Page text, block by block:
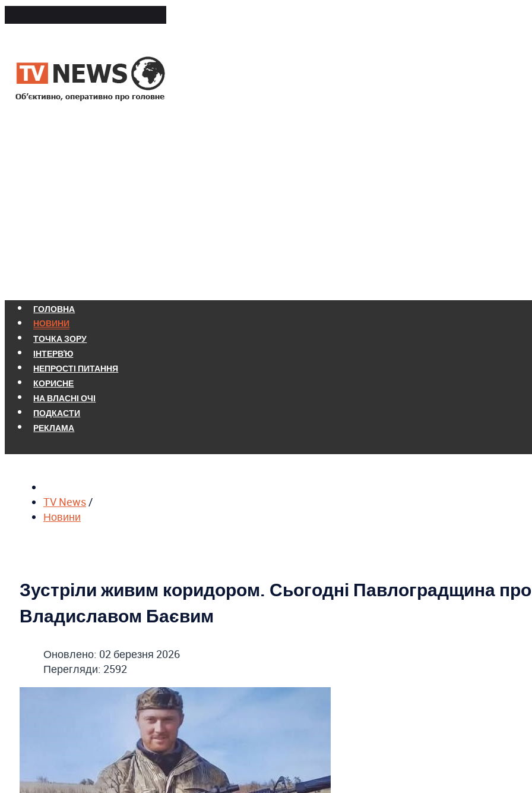
ГОЛОВНА
НОВИНИ
ТОЧКА ЗОРУ
ІНТЕРВ'Ю
НЕПРОСТІ ПИТАННЯ
КОРИСНЕ
НА ВЛАСНІ ОЧІ
ПОДКАСТИ
РЕКЛАМА
TV News /
Новини
Зустріли живим коридором. Сьогодні Павлоградщина
Владиславом Баєвим
Оновлено: 02 березня 2026
Перегляди: 2592